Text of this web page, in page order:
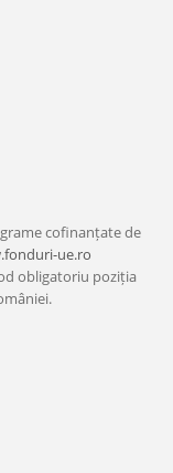
cofinanțate de
ue.ro
obligatoriu poziția